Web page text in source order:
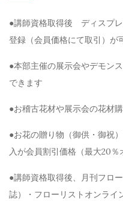
●講師資格取得後 ディスプ
登録（会員価格にて取引）が
●本部主催の展示会やデモン
できます
●お稽古花材や展示会の花材
●お花の贈り物（御供・御祝
入が会員割引価格（最大20％
●講師資格取得後、月刊フロ
誌）・フローリストオンライ